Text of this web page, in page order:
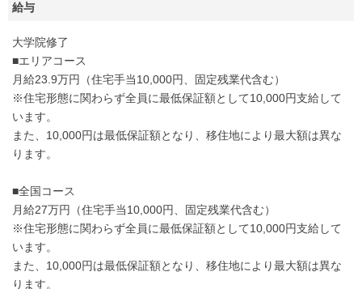
給与
大学院修了
■エリアコース
月給23.9万円（住宅手当10,000円、固定残業代含む）
※住宅形態に関わらず全員に最低保証額として10,000円支給して
います。
また、10,000円は最低保証額となり、移住地により最大額は異な
ります。
■全国コース
月給27万円（住宅手当10,000円、固定残業代含む）
※住宅形態に関わらず全員に最低保証額として10,000円支給して
います。
また、10,000円は最低保証額となり、移住地により最大額は異な
ります。